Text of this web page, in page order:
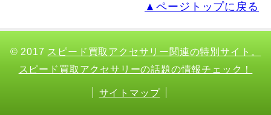
▲ページトップに戻る
© 2017 スピード買取アクセサリー関連の特別サイト。
スピード買取アクセサリーの話題の情報チェック！
サイトマップ